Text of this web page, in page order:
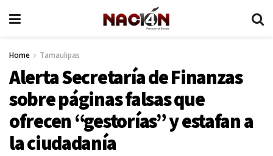
Home Tamaulipas
Alerta Secretaría de Finanzas
sobre páginas falsas que
ofrecen “gestorías” y estafan a
la ciudadanía